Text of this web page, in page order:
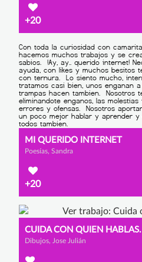
+20
MI QUERIDO INTERNET
Poesías, Sandra
+20
CUIDA CON QUIEN HABLAS.
Dibujos, Jose Julián